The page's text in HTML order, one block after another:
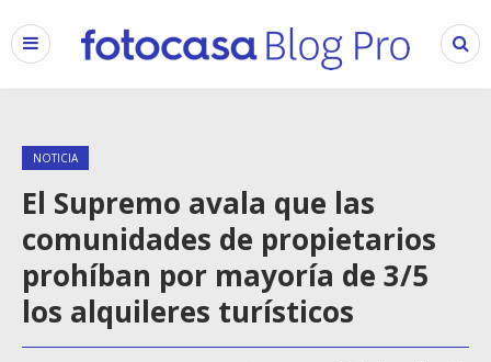
NOTICIA
El Supremo avala que las
comunidades de propietarios
prohíban por mayoría de 3/5
los alquileres turísticos